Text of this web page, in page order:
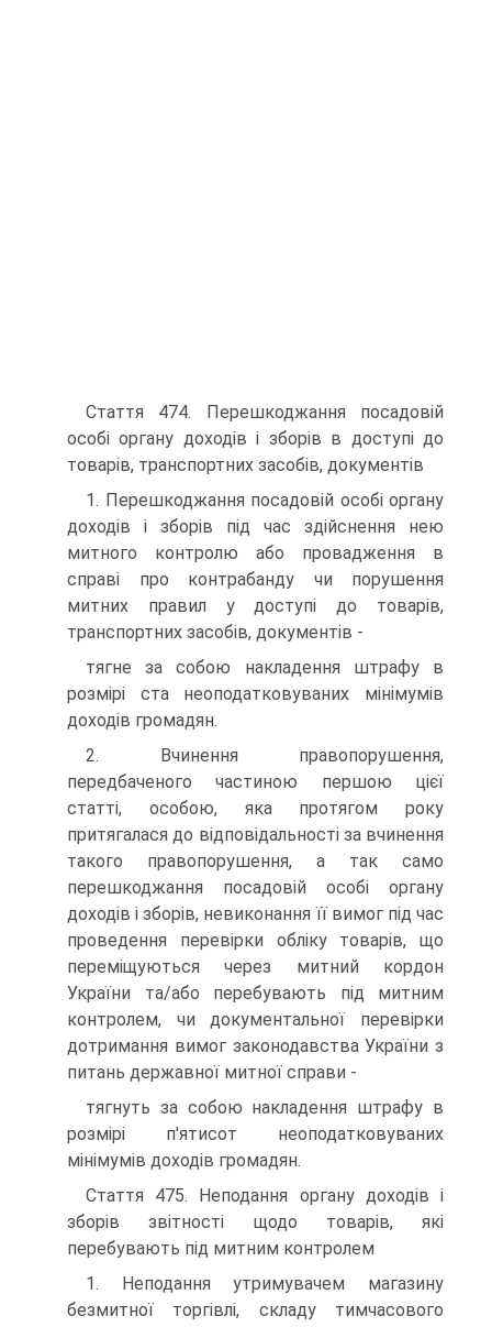
Стаття 474. Перешкоджання посадовій
особі органу доходів і зборів в доступі до
товарів, транспортних засобів, документів
1. Перешкоджання посадовій особі органу
доходів і зборів під час здійснення нею
митного контролю або провадження в
справі про контрабанду чи порушення
митних правил у доступі до товарів,
транспортних засобів, документів -
тягне за собою накладення штрафу в
розмірі ста неоподатковуваних мінімумів
доходів громадян.
2. Вчинення правопорушення,
передбаченого частиною першою цієї
статті, особою, яка протягом року
притягалася до відповідальності за вчинення
такого правопорушення, а так само
перешкоджання посадовій особі органу
доходів і зборів, невиконання її вимог під час
проведення перевірки обліку товарів, що
переміщуються через митний кордон
України та/або перебувають під митним
контролем, чи документальної перевірки
дотримання вимог законодавства України з
питань державної митної справи -
тягнуть за собою накладення штрафу в
розмірі п'ятисот неоподатковуваних
мінімумів доходів громадян.
Стаття 475. Неподання органу доходів і
зборів звітності щодо товарів, які
перебувають під митним контролем
1. Неподання утримувачем магазину
безмитної торгівлі, складу тимчасового